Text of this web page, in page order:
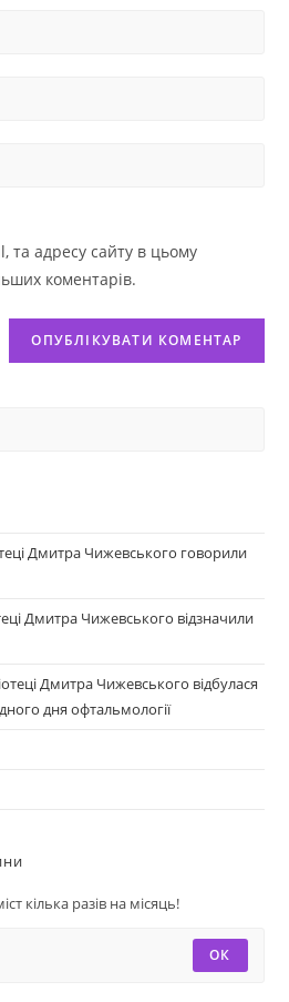
та адресу сайту в цьому
коментарів.
Дмитра Чижевського говорили
Дмитра Чижевського відзначили
Дмитра Чижевського відбулася
дня офтальмології
кілька разів на місяць!
ОК